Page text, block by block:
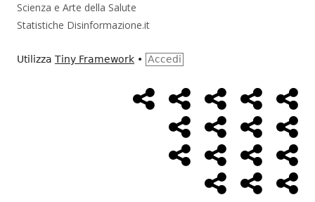
Scienza e Arte della Salute
Statistiche Disinformazione.it
Utilizza Tiny Framework • Accedi
MenùHome
Page
Alimentazione
AmbienteBambini
Cancro ControlloEconomia
FarmaciMassoneriaNWO
Salute Storia